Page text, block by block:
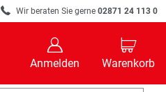
R Wir beraten Sie gerne 02871 24 113 0
B
Anmelden
C
Warenkorb